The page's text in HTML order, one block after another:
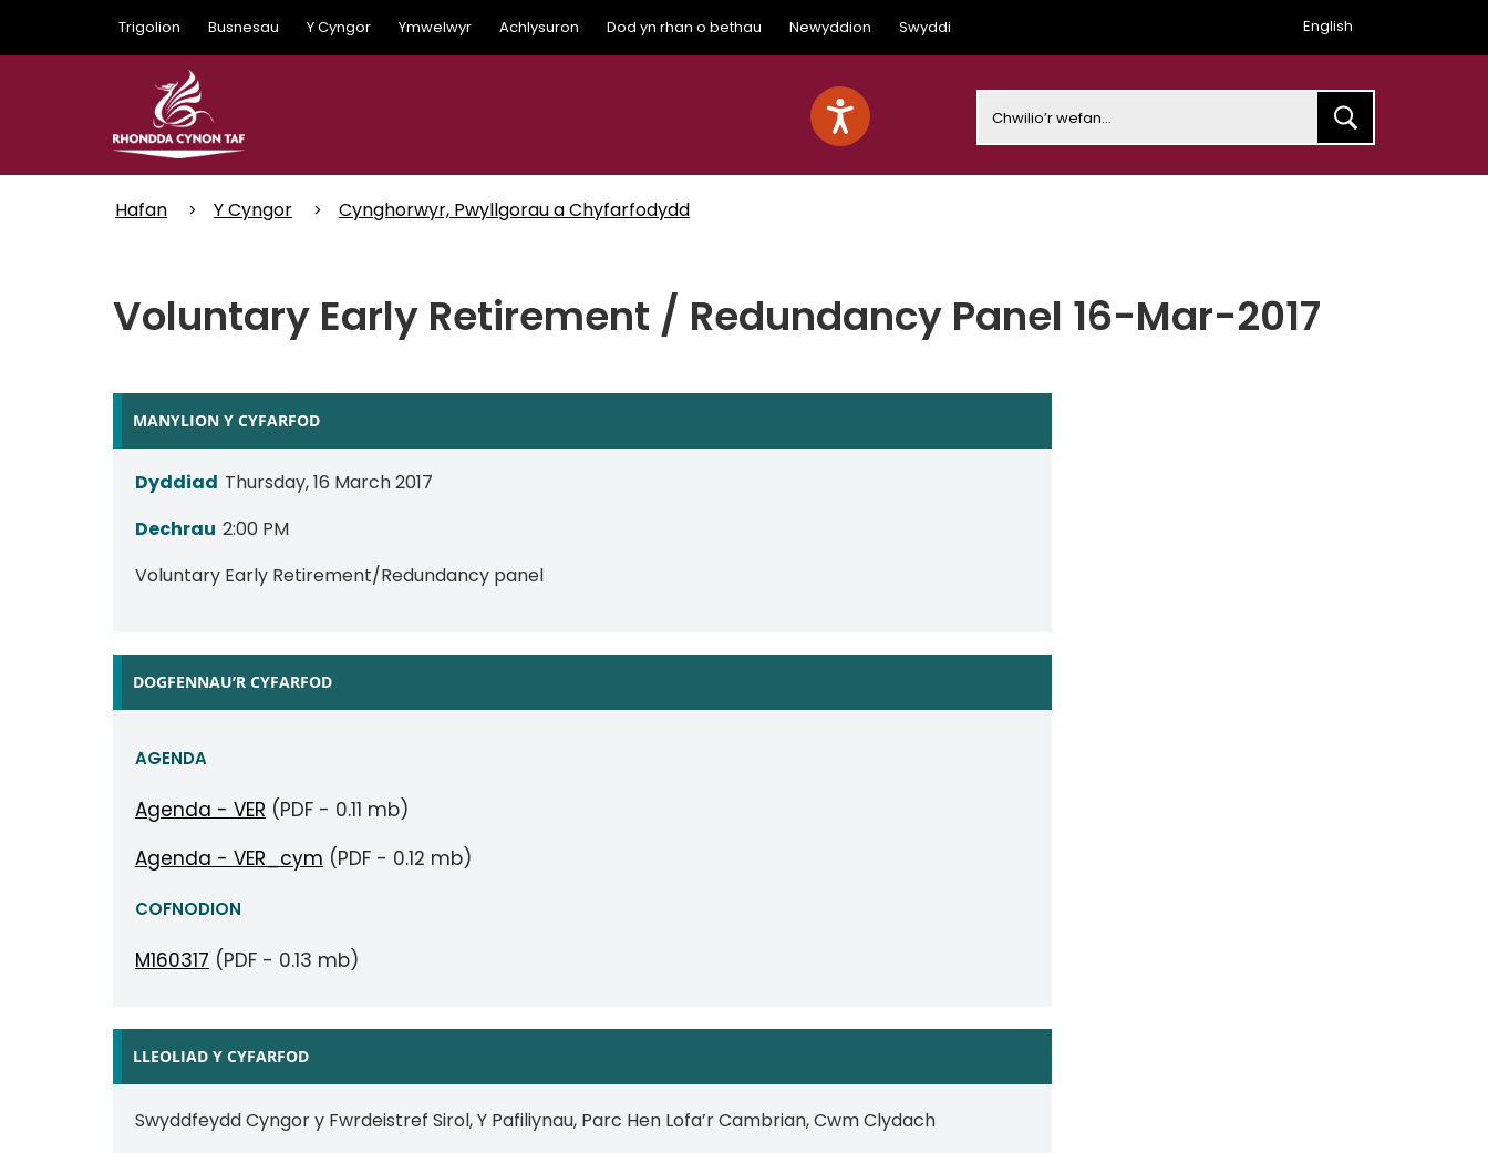
main
Trigolion Busnesau Y Cyngor Ymwelwyr Achlysuron Dod yn rhan o bethau Newyddion Swyddi English
Hafan Y Cyngor Cynghorwyr, Pwyllgorau a Chyfarfodydd
Voluntary Early Retirement / Redundancy Panel 16-Mar-2017
MANYLION Y CYFARFOD
Dyddiad Thursday, 16 March 2017
Dechrau 2:00 PM
Voluntary Early Retirement/Redundancy panel
DOGFENNAU’R CYFARFOD
AGENDA
Agenda - VER (PDF - 0.11 mb)
Agenda - VER_cym (PDF - 0.12 mb)
COFNODION
M160317 (PDF - 0.13 mb)
LLEOLIAD Y CYFARFOD
Swyddfeydd Cyngor y Fwrdeistref Sirol, Y Pafiliynau, Parc Hen Lofa’r Cambrian, Cwm Clydach